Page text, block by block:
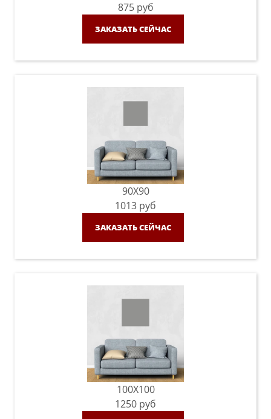
875 руб
ЗАКАЗАТЬ СЕЙЧАС
90X90
1013 руб
ЗАКАЗАТЬ СЕЙЧАС
100X100
1250 руб